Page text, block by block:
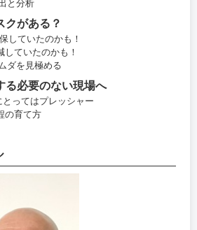
と分析
クがある？
ていたのかも！
ていたのかも！
を見極める
る必要のない現場へ
ってはプレッシャー
育て方